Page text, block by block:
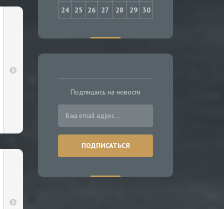
24
25 26 27 28 29 30
Подпишись на новости